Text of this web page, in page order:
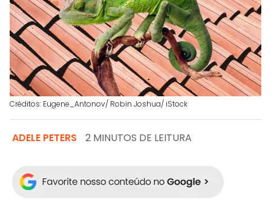
Créditos: Eugene_Antonov/ Robin Joshua/ iStock
ADELE PETERS 2 MINUTOS DE LEITURA